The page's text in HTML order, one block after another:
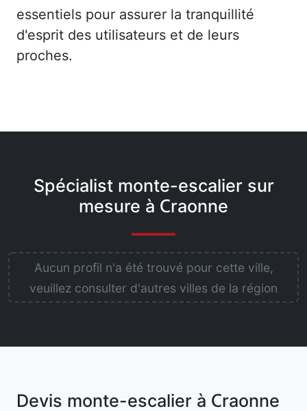
essentiels pour assurer la tranquillité
d'esprit des utilisateurs et de leurs
proches.
Spécialist monte-escalier sur
mesure à Craonne
Aucun profil n'a été trouvé pour cette ville,
veuillez consulter d'autres villes de la région
Devis monte-escalier à Craonne